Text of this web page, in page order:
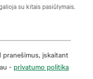
su kitais pasiūlymais.
įskaitant
- privatumo politika